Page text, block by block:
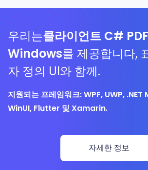
우리는클라이언트 C#
Windows를 제공합니다,
자 정의 UI와 함께.
지원되는 프레임워크: WPF, UWP,
WinUI, Flutter 및 Xamarin.
자세한 정보